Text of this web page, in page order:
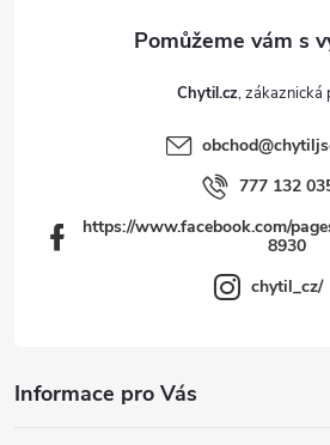
Chytil.cz
obchod@
777 132
https://www.facebook.com/
8930
chytil_cz/
Informace pro Vás